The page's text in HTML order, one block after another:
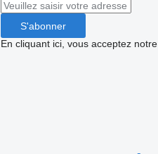
S'abonner
En cliquant ici, vous acceptez notre